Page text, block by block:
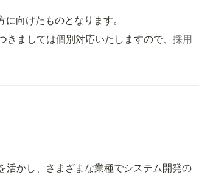
向けたものとなります。
ましては個別対応いたしますので、 採用
かし、さまざまな業種でシステム開発の